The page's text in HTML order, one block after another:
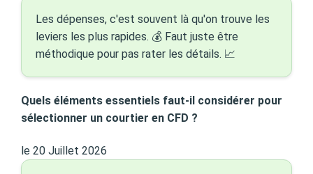
Les dépenses, c'est souvent là qu'on trouve les
leviers les plus rapides. 💰 Faut juste être
méthodique pour pas rater les détails. 📈
Quels éléments essentiels faut-il considérer pour
sélectionner un courtier en CFD ?
le 20 Juillet 2026